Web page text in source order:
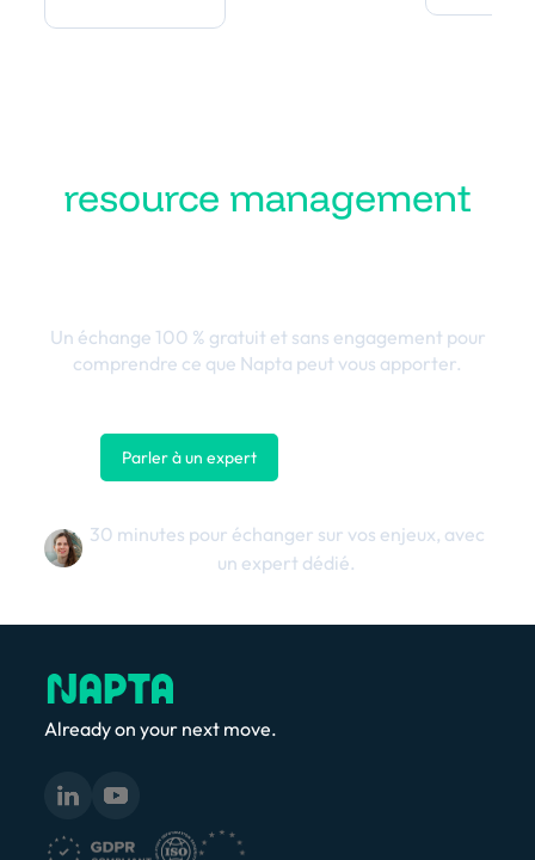
resource management
Un échange 100 % gratuit et sans engagement pour
comprendre ce que Napta peut vous apporter.
Parler à un expert
30 minutes pour échanger sur vos enjeux, avec
un expert dédié.
Already on your next move.